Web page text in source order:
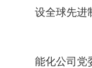
设全球先进
“
能化公司党